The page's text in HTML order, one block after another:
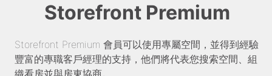
Storefront Premium
Storefront Premium 會員可以使用專屬空間，並得到經驗
豐富的專職客戶經理的支持，他們將代表您搜索空間、組